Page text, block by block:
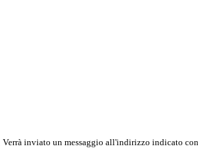
Verrà inviato un messaggio all'indirizzo indicato